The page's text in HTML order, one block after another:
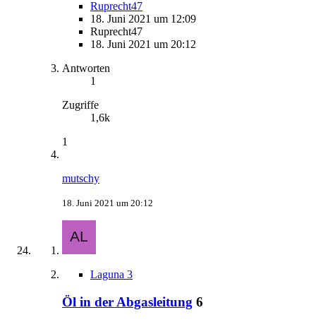
Ruprecht47
18. Juni 2021 um 12:09
Ruprecht47
18. Juni 2021 um 20:12
Antworten
1
Zugriffe
1,6k
1
mutschy
18. Juni 2021 um 20:12
Laguna 3
Öl in der Abgasleitung 6